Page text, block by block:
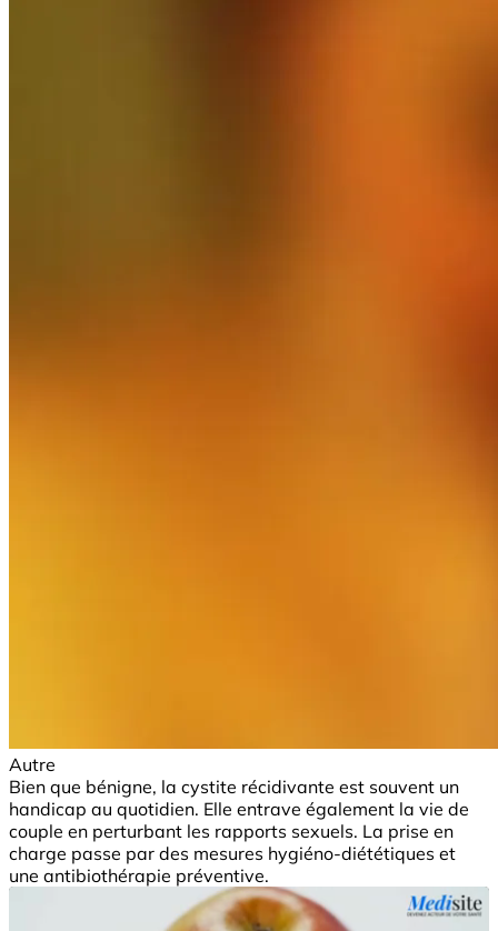
Autre
Bien que bénigne, la cystite récidivante est souvent un
handicap au quotidien. Elle entrave également la vie de
couple en perturbant les rapports sexuels. La prise en
charge passe par des mesures hygiéno-diététiques et
une antibiothérapie préventive.